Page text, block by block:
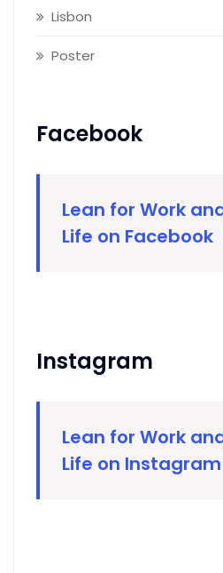
Lisbon
Poster
Facebook
Lean for Work
Life on Facebook
Instagram
Lean for Work
Life on Instagram